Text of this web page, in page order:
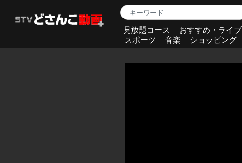
見放題コース おすすめ・ライブ
スポーツ
音楽 ショッピング